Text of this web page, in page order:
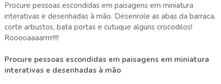
Procure pessoas escondidas em paisagens em miniatura
interativas e desenhadas à mão. Desenrole as abas da barraca,
corte arbustos, bata portas e cutuque alguns crocodilos!
Rooooaaaarrrr!!!!
Procure pessoas escondidas em paisagens em miniatura
interativas e desenhadas à mão